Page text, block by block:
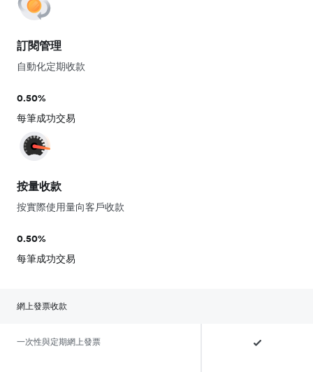
訂閱管理
自動化定期收款
0.50%
每筆成功交易
按量收款
按實際使用量向客戶收款
0.50%
每筆成功交易
網上發票收款
一次性與定期網上發票